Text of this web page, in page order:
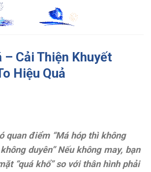
– Cải Thiện Khuyết
Hiệu Quả
quan điểm “Má hóp thì không
duyên” Nếu không may, bạn
“quá khổ” so với thân hình phải